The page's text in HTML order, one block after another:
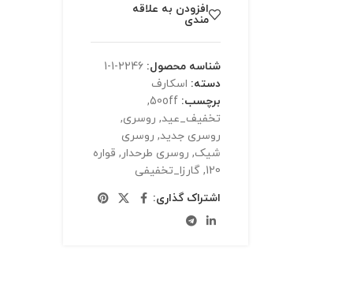
افزودن به علاقه
مندی
شناسه محصول: 2246-1-1
دسته: اسکارف
برچسب: 50off
,
تخفیف_عید, روسری,
روسری جدید, روسری
شیک, روسری طرحدار , قواره
120
, گارزا_تخفیفی
اشتراک گذاری: